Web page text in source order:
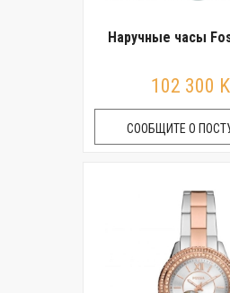
Наручные часы
102 300
СООБЩИТЕ О